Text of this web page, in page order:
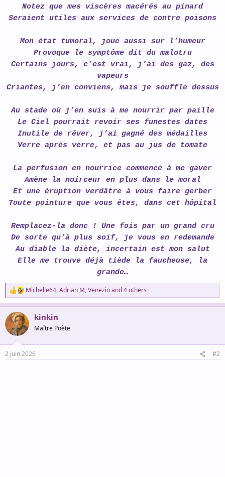
Notez que mes viscères macérés au pinard
Seraient utiles aux services de contre poisons
Mon état tumoral, joue aussi sur l’humeur
Provoque le symptôme dit du malotru
Certains jours, c’est vrai, j’ai des gaz, des
vapeurs
Criantes, j’en conviens, mais je souffle dessus
Au stade où j’en suis à me nourrir par paille
Le Ciel pourrait revoir ses funestes dates
Inutile de rêver, j’ai gagné des médailles
Verre après verre, et pas au jus de tomate
La perfusion en nourrice commence à me gaver
Amène la noirceur en plus dans le moral
Et une éruption verdâtre à vous faire gerber
Toute pointure que vous êtes, dans cet hôpital
Remplacez-la donc ! Une fois par un grand cru
De sorte qu’à plus soif, je vous en redemande
Au diable la diète, incertain est mon salut
Elle me trouve déjà tiède la faucheuse, la
grande…
R
e
a
c
i
s
Michelle64,Adrian M,Venezioand 4 others
kinkin
Maître Poète
2 Juin 2026 #2